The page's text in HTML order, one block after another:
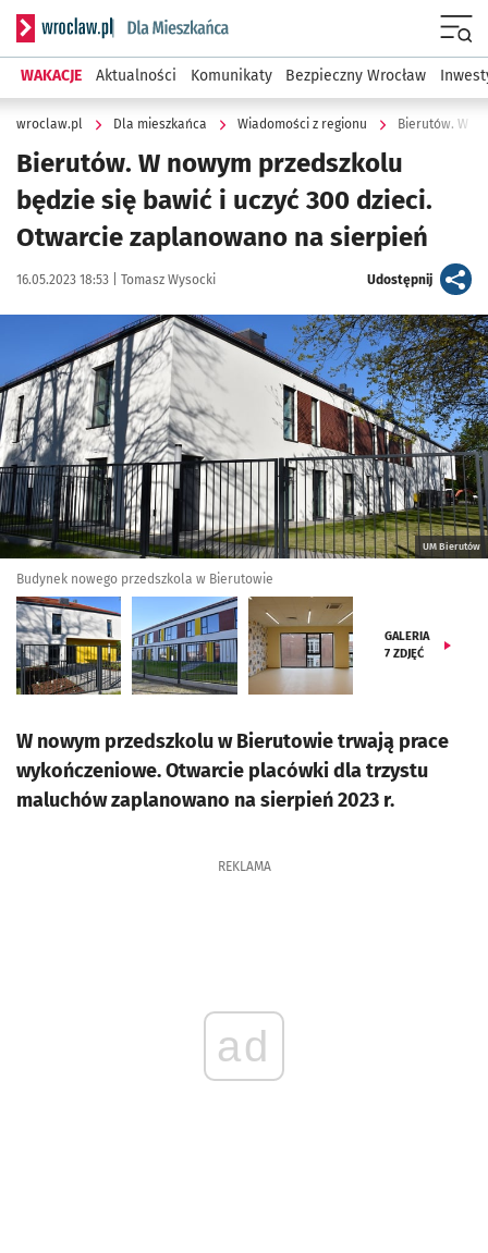
Serwis informacyjny wroclaw.pl podserwis: Dla mieszkańca
WAKACJE Aktualności Komunikaty Bezpieczny Wrocław
wroclaw.pl Dla mieszkańca Wiadomości z regionu
Bierutów. W nowym przedszkolu
będzie się bawić i uczyć 300 dzieci.
Otwarcie zaplanowano na sierpień
Data publikacji:
16.05.2023 18:53 | Autor:
Tomasz Wysocki Udostępnijartykuł
Kliknij, aby zobaczyć galerię
UM Bierutów
Budynek nowego przedszkola w Bierutowie
GALERIA
7 ZDJĘĆ
W nowym przedszkolu w Bierutowie trwają prace
wykończeniowe. Otwarcie placówki dla trzystu
maluchów zaplanowano na sierpień 2023 r.
REKLAMA
ad